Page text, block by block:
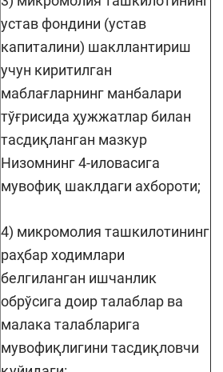
устав фондини (устав
капиталини) шакллантириш
учун киритилган
маблағларнинг манбалари
тўғрисида ҳужжатлар билан
тасдиқланган мазкур
Низомнинг 4-иловасига
мувофиқ шаклдаги ахбороти;
4) микромолия ташкилотининг
раҳбар ходимлари
белгиланган ишчанлик
обрўсига доир талаблар ва
малака талабларига
мувофиқлигини тасдиқловчи